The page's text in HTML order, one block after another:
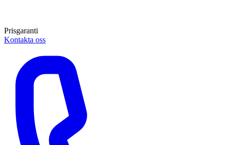
Prisgaranti
Kontakta oss